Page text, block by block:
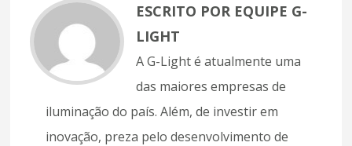
ESCRITO POR EQUIPE G-
LIGHT
A G-Light é atualmente uma
das maiores empresas de
iluminação do país. Além, de investir em
inovação, preza pelo desenvolvimento de